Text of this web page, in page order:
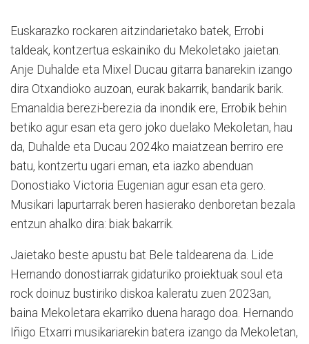
Euskarazko rockaren aitzindarietako batek, Errobi
taldeak, kontzertua eskainiko du Mekoletako jaietan.
Anje Duhalde eta Mixel Ducau gitarra banarekin izango
dira Otxandioko auzoan, eurak bakarrik, bandarik barik.
Emanaldia berezi-berezia da inondik ere, Errobik behin
betiko agur esan eta gero joko duelako Mekoletan, hau
da, Duhalde eta Ducau 2024ko maiatzean berriro ere
batu, kontzertu ugari eman, eta iazko abenduan
Donostiako Victoria Eugenian agur esan eta gero.
Musikari lapurtarrak beren hasierako denboretan bezala
entzun ahalko dira: biak bakarrik.
Jaietako beste apustu bat Bele taldearena da. Lide
Hernando donostiarrak gidaturiko proiektuak soul eta
rock doinuz bustiriko diskoa kaleratu zuen 2023an,
baina Mekoletara ekarriko duena harago doa. Hernando
Iñigo Etxarri musikariarekin batera izango da Mekoletan,